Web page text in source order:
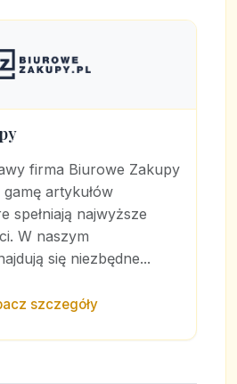
firma Biurowe Zakupy
artykułów
spełniają najwyższe
W naszym
się niezbędne...
szczegóły